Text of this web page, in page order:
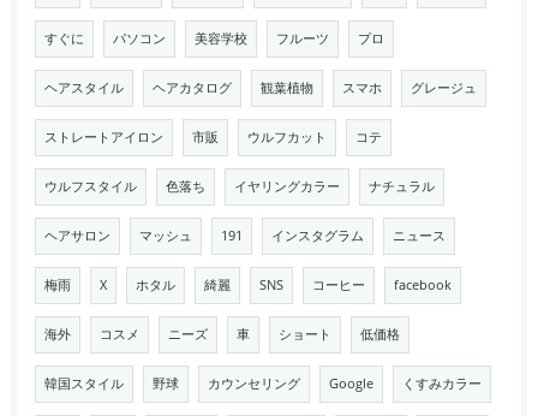
すぐに パソコン 美容学校 フルーツ プロ
ヘアスタイル ヘアカタログ 観葉植物 スマホ グレージュ
ストレートアイロン 市販 ウルフカット コテ
ウルフスタイル 色落ち イヤリングカラー ナチュラル
ヘアサロン マッシュ 191 インスタグラム ニュース
梅雨 X ホタル 綺麗 SNS コーヒー facebook
海外 コスメ ニーズ 車 ショート 低価格
韓国スタイル 野球 カウンセリング Google くすみカラー